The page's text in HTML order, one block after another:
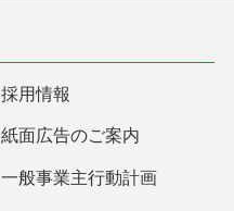
採用情報
紙面広告のご案内
一般事業主行動計画